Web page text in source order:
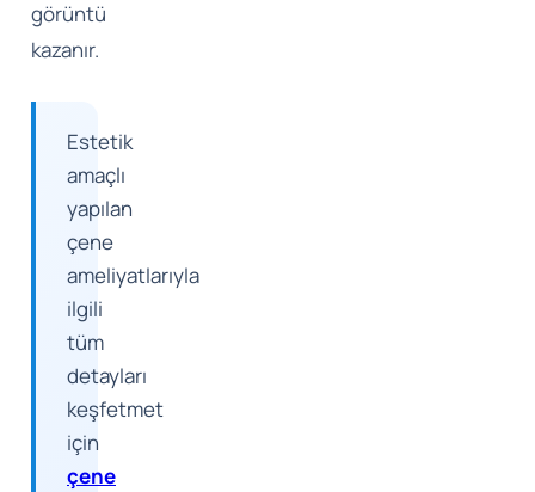
görüntü
kazanır.
Estetik
amaçlı
yapılan
çene
ameliyatlarıyla
ilgili
tüm
detayları
keşfetmet
için
çene